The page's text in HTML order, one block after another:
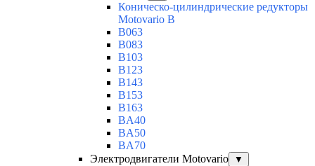
Коническо-цилиндрические редукторы
Motovario B
B063
B083
B103
B123
B143
B153
B163
BA40
BA50
BA70
Электродвигатели Motovario
▼